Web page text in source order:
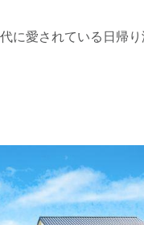
に愛されている日帰り